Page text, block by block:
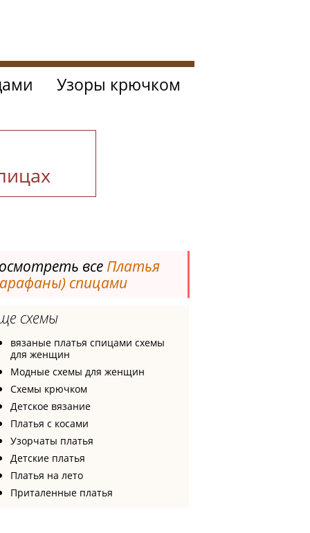
все Платья
спицами
схемы
вязаные платья спицами схемы
для женщин
Модные схемы для женщин
Схемы крючком
Детское вязание
Платья с косами
Узорчаты платья
Детские платья
Платья на лето
Приталенные платья
Узоры крючком